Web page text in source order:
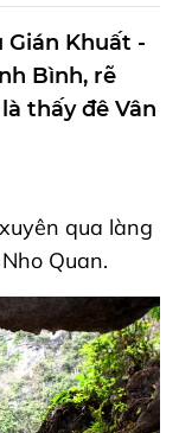
Gián Khuất -
Bình, rẽ
thấy đê Vân
qua làng
Quan.